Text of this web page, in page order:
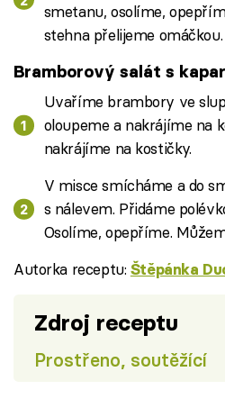
smetanu, osolíme,
stehna přelijeme omáčkou.
Bramborový salát s
Uvaříme brambory ve
oloupeme a nakrájíme na
nakrájíme na kostičky.
V misce smícháme a do
s nálevem. Přidáme
Osolíme, opepříme.
Autorka receptu: Štěpánka
Zdroj receptu
Prostřeno, soutěžící